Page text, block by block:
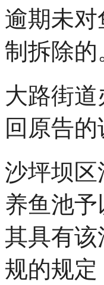
逾期未
制拆除的
大路街
回原告的
沙坪坝
养鱼池
其具有
规的规